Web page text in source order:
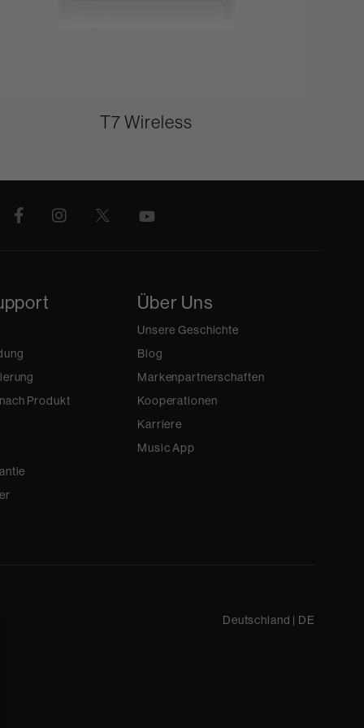
T7 Wireless
Produkt
Über Uns
Unsere Geschichte
Blog
Markenpartnerschaften
Kooperationen
Karriere
Music App
Deutschland | DE